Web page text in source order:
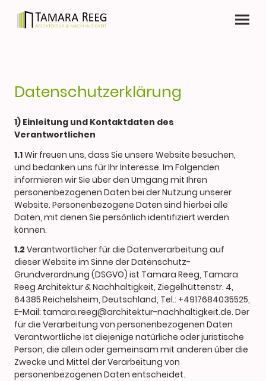
Datenschutzerklärung
1) Einleitung und Kontaktdaten des
Verantwortlichen
1.1Wir freuen uns, dass Sie unsere Website besuchen,
und bedanken uns für Ihr Interesse. Im Folgenden
informieren wir Sie über den Umgang mit Ihren
personenbezogenen Daten bei der Nutzung unserer
Website. Personenbezogene Daten sind hierbei alle
Daten, mit denen Sie persönlich identifiziert werden
können.
1.2 Verantwortlicher für die Datenverarbeitung auf
dieser Website im Sinne der Datenschutz-
Grundverordnung (DSGVO) ist Tamara Reeg, Tamara
Reeg Architektur & Nachhaltigkeit, Ziegelhüttenstr. 4,
64385 Reichelsheim, Deutschland, Tel.: +4917684035525,
E-Mail: tamara.reeg@architektur-nachhaltigkeit.de. Der
für die Verarbeitung von personenbezogenen Daten
Verantwortliche ist diejenige natürliche oder juristische
Person, die allein oder gemeinsam mit anderen über die
Zwecke und Mittel der Verarbeitung von
personenbezogenen Daten entscheidet.